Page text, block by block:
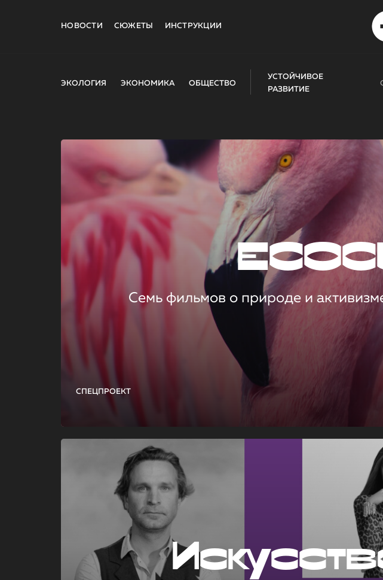
НОВОСТИ СЮЖЕТЫ ИНСТРУКЦИИ
ЭКОЛОГИЯ ЭКОНОМИКА ОБЩЕСТВО
УСТОЙЧИВОЕ
РАЗВИТИЕ
СПЕЦПРОЕКТ
Семь фильмов о природе и